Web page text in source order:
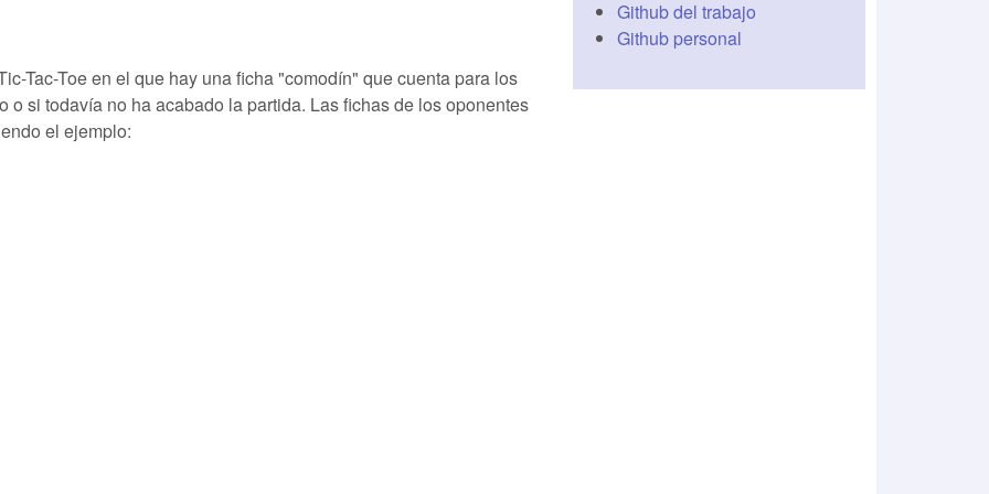
Tac-Toe en el que hay una ficha "comodín" que cuenta para los
o si todavía no ha acabado la partida. Las fichas de los oponentes
el ejemplo:
Github del trabajo
Github personal